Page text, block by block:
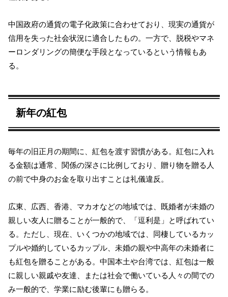
中国政府の通貨の電子化政策に合わせており、現実の通貨が
信用を失った社会状況に適合したもの。一方で、脱税やマネ
ーロンダリングの簡便な手段となっているという情報もあ
る。
新年の紅包
毎年の旧正月の期間に、紅包を渡す習慣がある。紅包に入れ
る金額は通常、関係の深さに比例しており、贈り物を贈る人
の前で中身のお金を取り出すことは礼儀違反。
広東、広西、香港、マカオなどの地域では、既婚者が未婚の
親しい友人に贈ることが一般的で、「逗利是」と呼ばれてい
る。ただし、現在、いくつかの地域では、同棲しているカッ
プルや婚約しているカップル、未婚の親や中高年の未婚者に
も紅包を贈ることがある。中国本土や台湾では、紅包は一般
に親しい親戚や友達、または社会で働いている人々の間での
み一般的で、学業に励む後輩にも贈らる。